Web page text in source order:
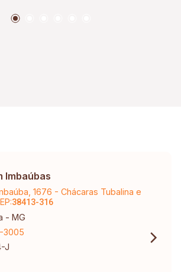
Imbaúbas
1676 - Chácaras Tubalina e
38413-316
- MG
3005
J